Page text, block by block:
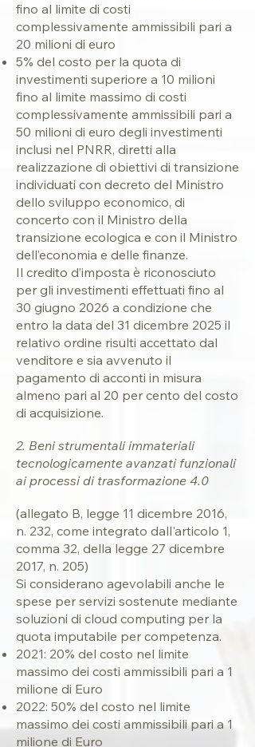
fino al limite di costi
complessivamente ammissibili pari a
20 milioni di euro
5% del costo per la quota di
investimenti superiore a 10 milioni
fino al limite massimo di costi
complessivamente ammissibili pari a
50 milioni di euro degli investimenti
inclusi nel PNRR, diretti alla
realizzazione di obiettivi di transizione
individuati con decreto del Ministro
dello sviluppo economico, di
concerto con il Ministro della
transizione ecologica e con il Ministro
dell’economia e delle finanze.
Il credito d’imposta è riconosciuto
per gli investimenti effettuati fino al
30 giugno 2026 a condizione che
entro la data del 31 dicembre 2025 il
relativo ordine risulti accettato dal
venditore e sia avvenuto il
pagamento di acconti in misura
almeno pari al 20 per cento del costo
di acquisizione.
2. Beni strumentali immateriali
tecnologicamente avanzati funzionali
ai processi di trasformazione 4.0
(allegato B, legge 11 dicembre 2016,
n. 232, come integrato dall'articolo 1,
comma 32, della legge 27 dicembre
2017, n. 205)
Si considerano agevolabili anche le
spese per servizi sostenute mediante
soluzioni di cloud computing per la
quota imputabile per competenza.
2021: 20% del costo nel limite
massimo dei costi ammissibili pari a 1
milione di Euro
2022: 50% del costo nel limite
massimo dei costi ammissibili pari a 1
milione di Euro